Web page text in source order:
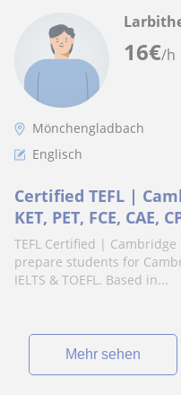
16€/h
Mönchengladbach
Englisch
Certified TEFL |
KET, PET, FCE, CAE,
Germany
TEFL Certified | Cambridge
prepare students for
IELTS & TOEFL. Based in...
Mehr sehen